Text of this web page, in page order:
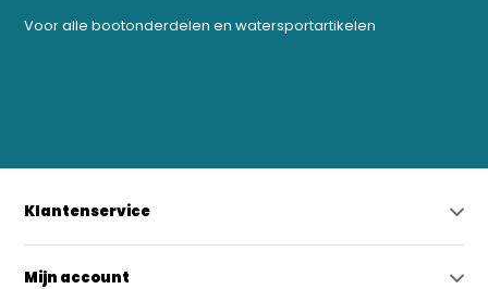
Voor alle bootonderdelen en watersportartikelen
Klantenservice
Mijn account